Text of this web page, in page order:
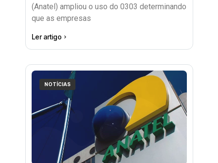
(Anatel) ampliou o uso do 0303 determinando
que as empresas
Ler artigo
NOTÍCIAS